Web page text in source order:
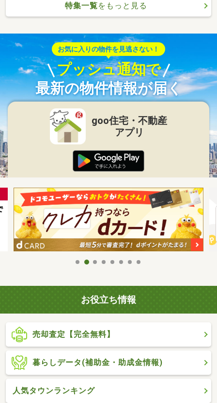
特集一覧をもっと見る
お気に入りの物件を見逃さない！
プッシュ通知で
最新の物件情報が届く
goo住宅・不動産
アプリ
お役立ち情報
売却査定【完全無料】
暮らしデータ(補助金・助成金情報)
人気タウンランキング